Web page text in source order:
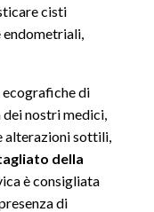
cisti
di
dei nostri medici,
alterazioni sottili,
della
è consigliata
di